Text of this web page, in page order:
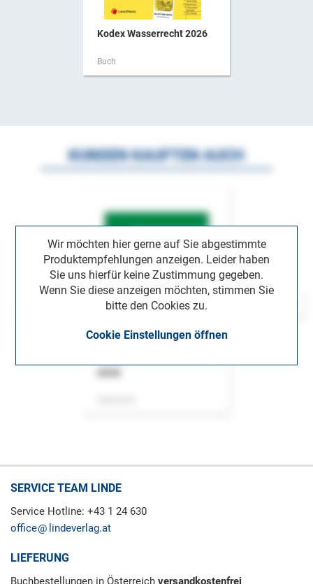
Kodex Wasserrecht 2026
Buch
Wir möchten hier gerne auf Sie abgestimmte
Produktempfehlungen anzeigen. Leider haben
Sie uns hierfür keine Zustimmung gegeben.
Wenn Sie diese anzeigen möchten, stimmen Sie
bitte den Cookies zu.
Cookie Einstellungen öffnen
KUNDEN KAUFTEN AUCH
SERVICE TEAM LINDE
Service Hotline: +43 1 24 630
office
lindeverlag.at
LIEFERUNG